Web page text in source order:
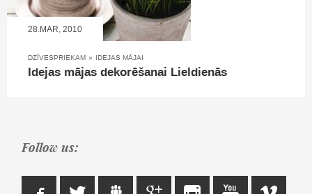
28.MAR, 2010
DZĪVESPRIEKAM » IDEJAS MĀJAI
Idejas mājas dekorēšanai Lieldienās
Follow us: